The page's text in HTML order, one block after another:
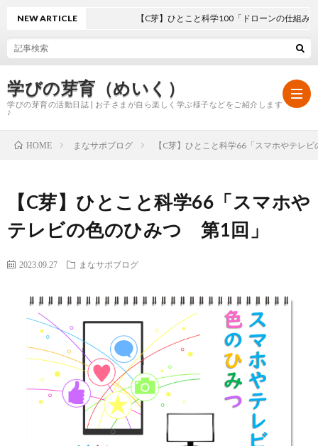
学びの芽育（めいく）
学びの芽育の活動日誌 | お子さまが自ら楽しく学ぶ様子などをご紹介します
♪
ー
学
NEW ARTICLE 【C芽】ひとこと科学100「ドローンの仕組み」
HOME まなサポブログ 【C芽】ひとこと科学66「スマホやテレ
【C芽】ひとこと科学66「スマホや
テレビの色のひみつ 第1回」
2023.09.27 まなサポブログ